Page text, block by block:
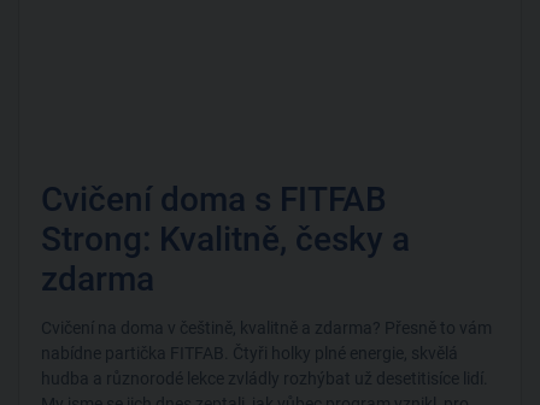
Cvičení doma s FITFAB
Strong: Kvalitně, česky a
zdarma
Cvičení na doma v češtině, kvalitně a zdarma? Přesně to vám
nabídne partička FITFAB. Čtyři holky plné energie, skvělá
hudba a různorodé lekce zvládly rozhýbat už desetitisíce lidí.